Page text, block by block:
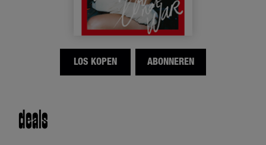
LOS KOPEN ABONNEREN
deals